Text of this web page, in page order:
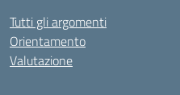
Tutti gli argomenti
Orientamento
Valutazione